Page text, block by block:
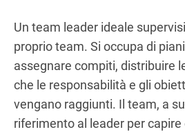
Un team leader ideale
proprio team. Si occupa di
assegnare compiti, distribuire
che le responsabilità e gli
vengano raggiunti. Il team, a
riferimento al leader per